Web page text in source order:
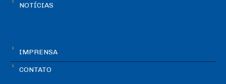
NOTÍCIAS
IMPRENSA
CONTATO